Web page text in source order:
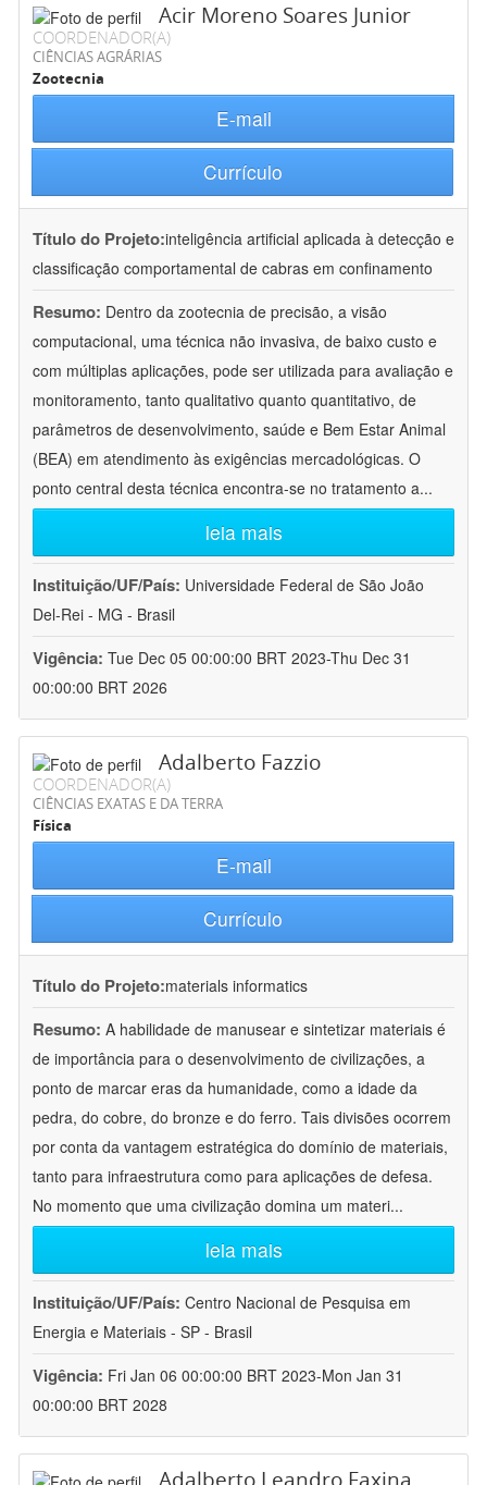
Acir Moreno Soares Junior
COORDENADOR(A)
CIÊNCIAS AGRÁRIAS
Zootecnia
E-mail
Currículo
Título do Projeto:inteligência artificial aplicada à detecção e
classificação comportamental de cabras em confinamento
Resumo: Dentro da zootecnia de precisão, a visão
computacional, uma técnica não invasiva, de baixo custo e
com múltiplas aplicações, pode ser utilizada para avaliação e
monitoramento, tanto qualitativo quanto quantitativo, de
parâmetros de desenvolvimento, saúde e Bem Estar Animal
(BEA) em atendimento às exigências mercadológicas. O
ponto central desta técnica encontra-se no tratamento a...
leia mais
Instituição/UF/País: Universidade Federal de São João
Del-Rei - MG - Brasil
Vigência: Tue Dec 05 00:00:00 BRT 2023-Thu Dec 31
00:00:00 BRT 2026
Adalberto Fazzio
COORDENADOR(A)
CIÊNCIAS EXATAS E DA TERRA
Física
E-mail
Currículo
Título do Projeto:materials informatics
Resumo: A habilidade de manusear e sintetizar materiais é
de importância para o desenvolvimento de civilizações, a
ponto de marcar eras da humanidade, como a idade da
pedra, do cobre, do bronze e do ferro. Tais divisões ocorrem
por conta da vantagem estratégica do domínio de materiais,
tanto para infraestrutura como para aplicações de defesa.
No momento que uma civilização domina um materi...
leia mais
Instituição/UF/País: Centro Nacional de Pesquisa em
Energia e Materiais - SP - Brasil
Vigência: Fri Jan 06 00:00:00 BRT 2023-Mon Jan 31
00:00:00 BRT 2028